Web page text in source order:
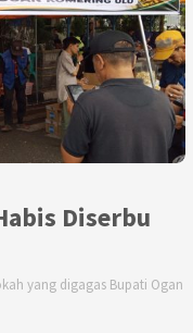
Diserbu
yang digagas Bupati Ogan